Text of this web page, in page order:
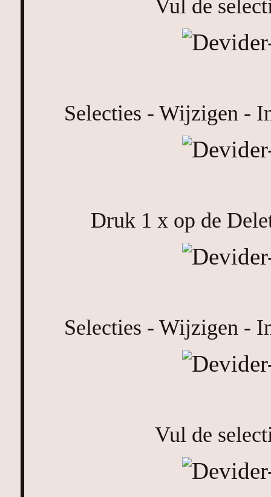
Vul de
Selecties - Wijzigen -
Druk 1 x op de
Selecties - Wijzigen -
Vul de